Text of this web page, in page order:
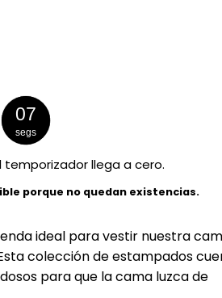
06
segs
temporizador llega a cero.
porque no quedan existencias.
ideal para vestir nuestra
colección de estampados
para que la cama luzca de